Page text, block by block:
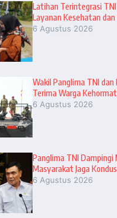
Latihan Terintegrasi
Layanan Kesehatan
6 Agustus 2026
Wakil Panglima TNI dan
Terima Warga
6 Agustus 2026
Panglima TNI Dampingi
Masyarakat Jaga
6 Agustus 2026